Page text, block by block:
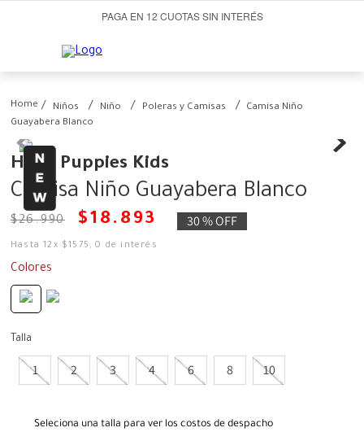
PAGA EN 12 CUOTAS SIN INTERÉS
Niños Niño Poleras y Camisas
Camisa Niño
Guayabera Blanco
Hush Puppies Kids
Camisa Niño Guayabera Blanco
$26.990 $18 . 893 30 %OFF
Hasta12 x $1575 ,0 de interés
Colores
Talla
1 2 3 4 6 8 10
Seleciona una talla para ver los costos de despacho